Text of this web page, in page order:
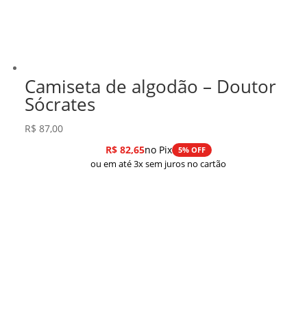
Camiseta de algodão – Doutor
Sócrates
R$ 87,00
R$82,65no Pix 5% OFF
ou em até 3x sem juros no cartão